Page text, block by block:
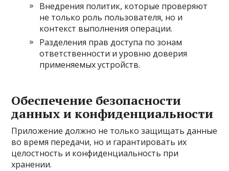
Внедрения политик, которые проверяют
не только роль пользователя, но и
контекст выполнения операции.
Разделения прав доступа по зонам
ответственности и уровню доверия
применяемых устройств.
Обеспечение безопасности
данных и конфиденциальности
Приложение должно не только защищать данные
во время передачи, но и гарантировать их
целостность и конфиденциальность при
хранении.